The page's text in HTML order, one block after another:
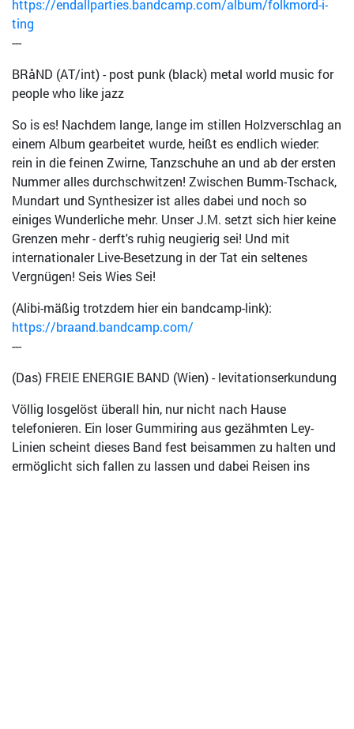
https://endallparties.bandcamp.com/album/folkmord-i-
ting
---
BRåND (AT/int) - post punk (black) metal world music for
people who like jazz
So is es! Nachdem lange, lange im stillen Holzverschlag an
einem Album gearbeitet wurde, heißt es endlich wieder:
rein in die feinen Zwirne, Tanzschuhe an und ab der ersten
Nummer alles durchschwitzen! Zwischen Bumm-Tschack,
Mundart und Synthesizer ist alles dabei und noch so
einiges Wunderliche mehr. Unser J.M. setzt sich hier keine
Grenzen mehr - derft's ruhig neugierig sei! Und mit
internationaler Live-Besetzung in der Tat ein seltenes
Vergnügen! Seis Wies Sei!
(Alibi-mäßig trotzdem hier ein bandcamp-link):
https://braand.bandcamp.com/
---
(Das) FREIE ENERGIE BAND (Wien) - levitationserkundung
Völlig losgelöst überall hin, nur nicht nach Hause
telefonieren. Ein loser Gummiring aus gezähmten Ley-
Linien scheint dieses Band fest beisammen zu halten und
ermöglicht sich fallen zu lassen und dabei Reisen ins